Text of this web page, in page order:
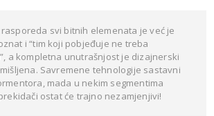
svi bitnih elemenata je već je
i “tim koji pobjeđuje ne treba
a kompletna unutrašnjost je dizajnerski
Savremene tehnologije sastavni
mada u nekim segmentima
ostat će trajno nezamjenjivi!